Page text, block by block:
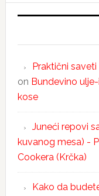
Praktični
on Bundevino
kose
Juneći repovi
kuvanog mesa) -
Cookera (Krčka)
Kako da